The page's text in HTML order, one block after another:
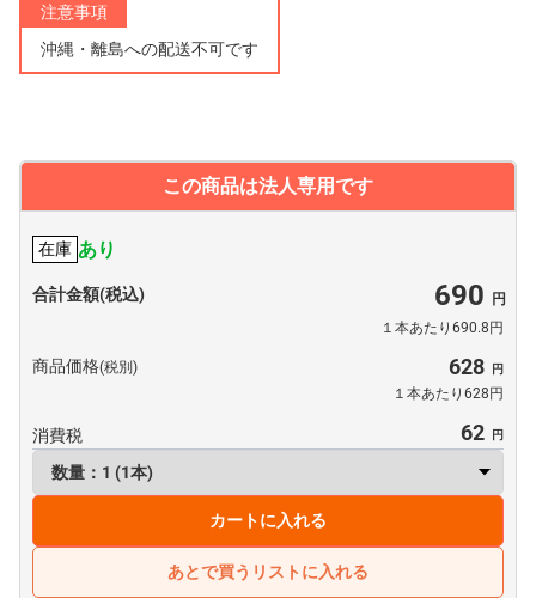
注意事項
沖縄・離島への配送不可です
この商品は法人専用です
在庫 あり
合計金額(税込) 690
１本あたり690.8円
商品価格(税別) 628
１本あたり628円
消費税 62
カートに入れる
あとで買うリストに入れる